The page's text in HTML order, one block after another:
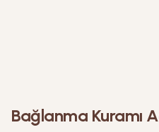
Bağlanma Kuramı